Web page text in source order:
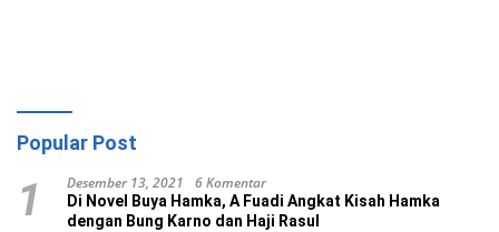
Popular Post
1 Desember 13, 2021 6 Komentar
Di Novel Buya Hamka, A Fuadi Angkat Kisah Hamka
dengan Bung Karno dan Haji Rasul